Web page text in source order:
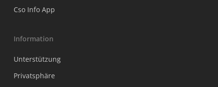
Cso Info App
Information
Unterstützung
Privatsphäre